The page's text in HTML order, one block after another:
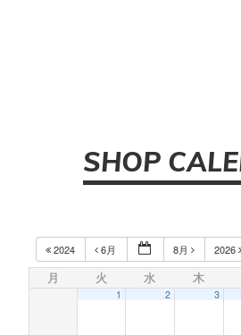
SHOP
2024 6月 8月 2026
月 火 水 木
1 2 3